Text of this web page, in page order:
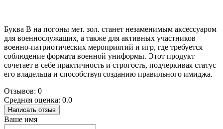
Буква В на погоны мет. зол. станет незаменимым аксессуаром
для военнослужащих, а также для активных участников
военно-патриотических мероприятий и игр, где требуется
соблюдение формата военной униформы. Этот продукт
сочетает в себе практичность и строгость, подчеркивая статус
его владельца и способствуя созданию правильного имиджа.
Отзывов: 0
Средняя оценка: 0.0
Написать отзыв
Ваше имя